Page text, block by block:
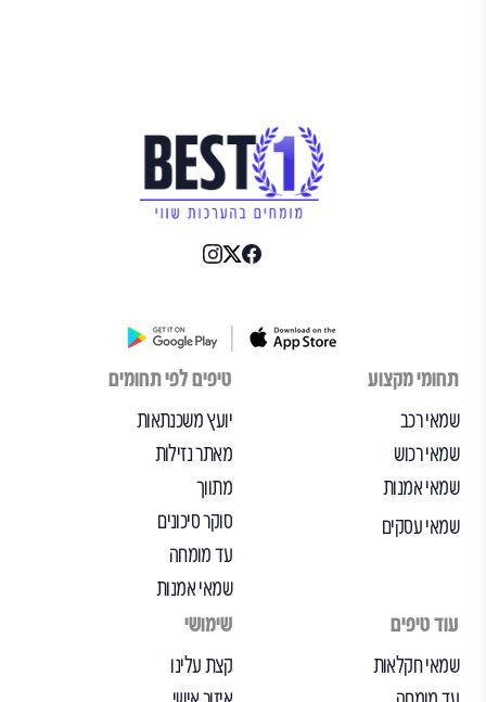
תחומי מקצוע
שמאי רכב
שמאי רכוש
שמאי אמנות
שמאי עסקים
טיפים לפי תחומים
יועץ משכנתאות
מאתר נזילות
מתווך
סוקר סיכונים
עד מומחה
שמאי אמנות
עוד טיפים
שמאי חקלאות
שימושי
קצת עלינו